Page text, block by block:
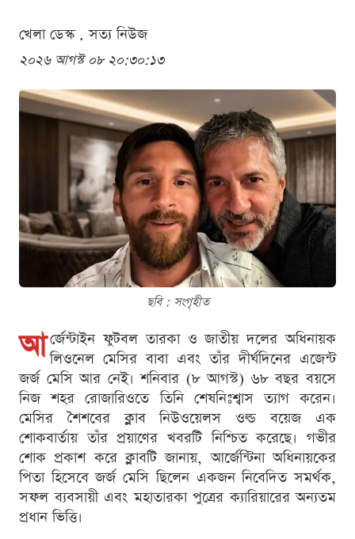
খেলা ডেস্ক . সত্য নিউজ
২০২৬ আগস্ট ০৮ ২০:৩০:১৩
ছবি : সংগৃহীত
আ র্জেন্টাইন ফুটবল তারকা ও জাতীয় দলের অধিনায়ক
লিওনেল মেসির বাবা এবং তাঁর দীর্ঘদিনের এজেন্ট
জর্জ মেসি আর নেই। শনিবার (৮ আগস্ট) ৬৮ বছর বয়সে
নিজ শহর রোজারিওতে তিনি শেষনিঃশ্বাস ত্যাগ করেন।
মেসির শৈশবের ক্লাব নিউওয়েলস ওল্ড বয়েজ এক
শোকবার্তায় তাঁর প্রয়াণের খবরটি নিশ্চিত করেছে। গভীর
শোক প্রকাশ করে ক্লাবটি জানায়, আর্জেন্টিনা অধিনায়কের
পিতা হিসেবে জর্জ মেসি ছিলেন একজন নিবেদিত সমর্থক,
সফল ব্যবসায়ী এবং মহাতারকা পুত্রের ক্যারিয়ারের অন্যতম
প্রধান ভিত্তি।